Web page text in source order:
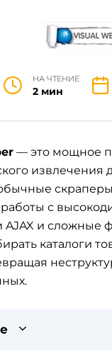
НА ЧТЕНИЕ
2 мин
— это мощное
извлечения
с
и сложные
каталоги